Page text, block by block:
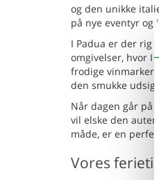
og den unikke
på nye eventyr og
I Padua er der rig
omgivelser, hvor I
frodige vinmarker
den smukke udsigt.
Når dagen går på
vil elske den
måde, er en
Vores